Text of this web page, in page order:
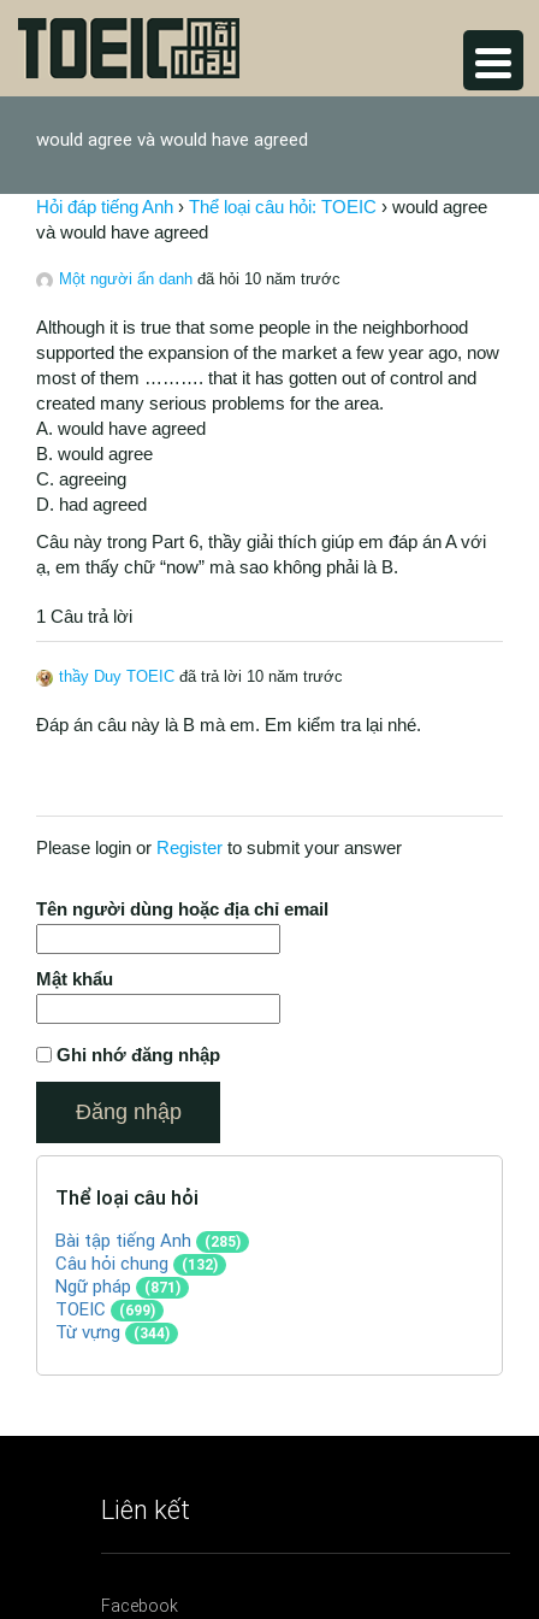
would agree và would have agreed
Hỏi đáp tiếng Anh › Thể loại câu hỏi: TOEIC › would agree
và would have agreed
Một người ẩn danh đã hỏi 10 năm trước
Although it is true that some people in the neighborhood
supported the expansion of the market a few year ago, now
most of them ………. that it has gotten out of control and
created many serious problems for the area.
A. would have agreed
B. would agree
C. agreeing
D. had agreed
Câu này trong Part 6, thầy giải thích giúp em đáp án A với
ạ, em thấy chữ “now” mà sao không phải là B.
1 Câu trả lời
thầy Duy TOEIC đã trả lời 10 năm trước
Đáp án câu này là B mà em. Em kiểm tra lại nhé.
Please login or Register to submit your answer
Tên người dùng hoặc địa chỉ email
Mật khẩu
Ghi nhớ đăng nhập
Thể loại câu hỏi
Bài tập tiếng Anh (285)
Câu hỏi chung (132)
Ngữ pháp (871)
TOEIC (699)
Từ vựng (344)
Liên kết
Facebook